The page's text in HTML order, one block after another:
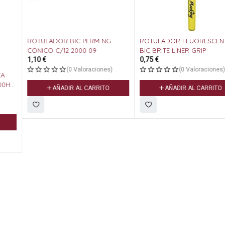
ROTULADOR BIC PERM NG
CONICO C/12 2000 09
(0 Valoraciones)
AÑADIR AL CARRITO
ROTULADOR FLUORESCENTE
BIC BRITE LINER GRIP
(0 Valoraciones)
AÑADIR AL CARRITO